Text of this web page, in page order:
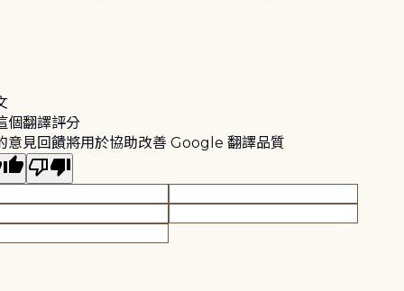
個翻譯評分
意見回饋將用於協助改善 Google 翻譯品質